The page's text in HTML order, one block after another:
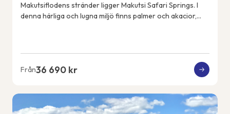
Makutsiflodens stränder ligger Makutsi Safari Springs. I
denna härliga och lugna miljö finns palmer och akacior,
Från36 690 kr